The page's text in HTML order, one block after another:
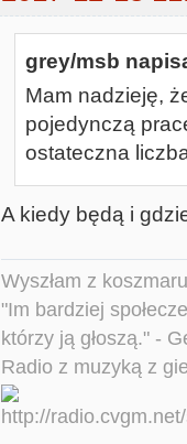
grey/msb
Mam nadzieję,
pojedynczą
ostateczna
A kiedy będą i
Wyszłam z
"Im bardziej
którzy ją głoszą." -
Radio z muzyką z